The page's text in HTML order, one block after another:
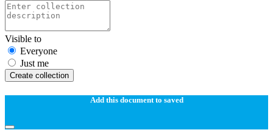
Visible to
Everyone
Just me
Create collection
Add this document to saved